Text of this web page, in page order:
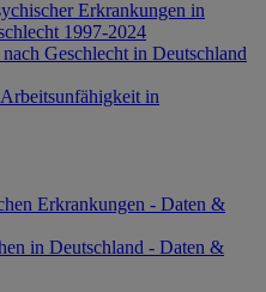
Erkrankungen in
1997-2024
Geschlecht in Deutschland
in
Erkrankungen - Daten &
in Deutschland - Daten &